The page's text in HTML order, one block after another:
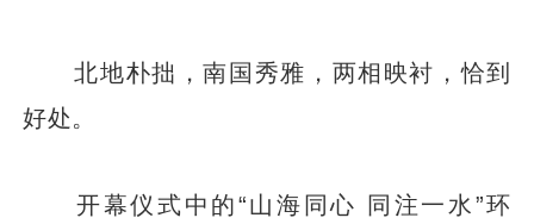
北地朴拙，南国秀雅，两相映衬，恰到
好处。
开幕仪式中的“山海同心 同注一水”环